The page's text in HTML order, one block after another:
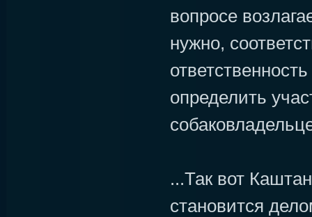
вопросе
нужно,
определить
...Так вот
становится